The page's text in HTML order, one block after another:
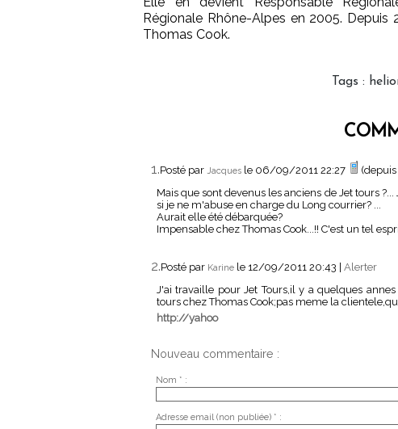
Régionale Rhône-Alpes en 2005.
Thomas Cook.
Tags :
1.Posté par Jacques le 06/09/2011 22:27
Mais que sont devenus les anciens de Jet tours
si je ne m'abuse en charge du Long courrier? ...
Aurait elle été débarquée?
Impensable chez Thomas Cook...!! C'est un tel
2.Posté par Karine le 12/09/2011 20:43
Alerter
J'ai travaille pour Jet Tours,il y a quelques
tours chez Thomas Cook;pas meme la
http://yahoo
Nouveau commentaire :
Nom * :
Adresse email (non publiée) * :